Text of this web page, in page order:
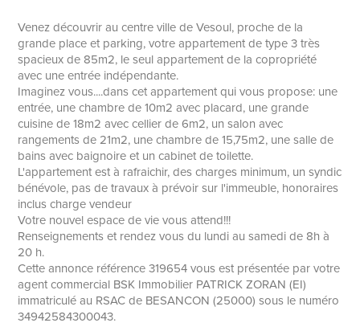
Venez découvrir au centre ville de Vesoul, proche de la
grande place et parking, votre appartement de type 3 très
spacieux de 85m2, le seul appartement de la copropriété
avec une entrée indépendante.
Imaginez vous....dans cet appartement qui vous propose: une
entrée, une chambre de 10m2 avec placard, une grande
cuisine de 18m2 avec cellier de 6m2, un salon avec
rangements de 21m2, une chambre de 15,75m2, une salle de
bains avec baignoire et un cabinet de toilette.
L'appartement est à rafraichir, des charges minimum, un syndic
bénévole, pas de travaux à prévoir sur l'immeuble, honoraires
inclus charge vendeur
Votre nouvel espace de vie vous attend!!!
Renseignements et rendez vous du lundi au samedi de 8h à
20 h.
Cette annonce référence 319654 vous est présentée par votre
agent commercial BSK Immobilier PATRICK ZORAN (EI)
immatriculé au RSAC de BESANCON (25000) sous le numéro
34942584300043.